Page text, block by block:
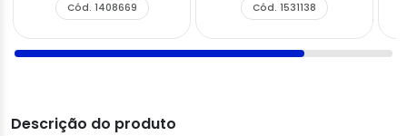
Cód. 1408669 Cód. 1531138
Descrição do produto